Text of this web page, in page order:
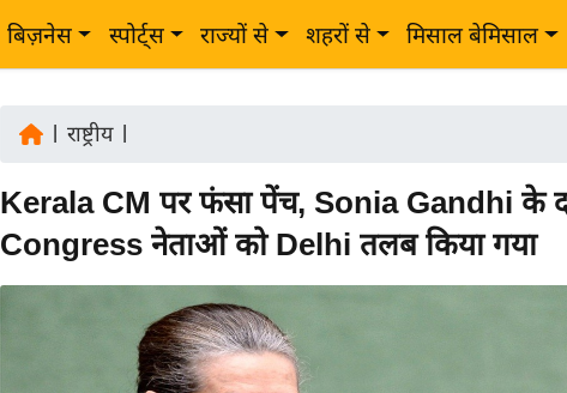
बिज़नेस स्पोर्ट्स राज्यों से शहरों से मिसाल बेमिसाल
राष्ट्रीय|
Kerala CM पर फंसा पेंच, Sonia Gandhi के
Congress नेताओं को Delhi तलब किया गया